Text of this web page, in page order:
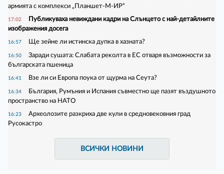
армията с комплекси „Планшет-М-ИР“
17:02
Публикуваха невиждани кадри на Слънцето с най-детайлните
изображения досега
16:57 Ще зейне ли истинска дупка в хазната?
16:50
Зapaди cyшaтa: Cлaбaтa peĸoлтa в EC oтвapя възмoжнocти зa
бългapcĸaтa пшeницa
16:41 Взе ли си Европа поука от щурма на Сеута?
16:34
България, Румъния и Испания съвместно ще пазят въздушното
пространство на НАТО
16:23
Археолозите разкриха две кули в средновековния град
Русокастро
ВСИЧКИ НОВИНИ